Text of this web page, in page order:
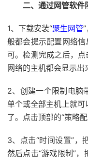
二、通过网管软件
1、下载安装“聚生网管
般都会提示配置网络信
可。检测完成之后，点
网络的主机都会显示出
2、创建一个限制电脑
单个或全部主机上就
了。点击顶部的“策略
3、点击“时间设置”，
然后点击“游戏限制”